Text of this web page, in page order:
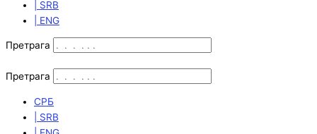
| SRB
| ENG
Претрага
Претрага
СРБ
| SRB